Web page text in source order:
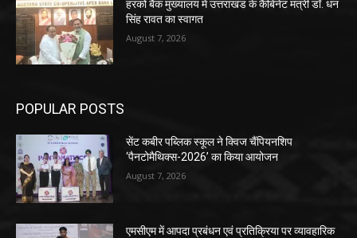
हरको बैंक मुख्यालय में उत्तराखंड के कैबिनेट मंत्री डॉ. धन
सिंह रावत का स्वागत
August 7, 2026
POPULAR POSTS
सेंट कबीर पब्लिक स्कूल ने क्विज चैंपियनशिप
‘पैनटोमैथिक्स-2026’ का किया आयोजन
August 7, 2026
एमसीएम में आपदा प्रबंधन एवं प्रतिक्रिया पर व्यावहारिक